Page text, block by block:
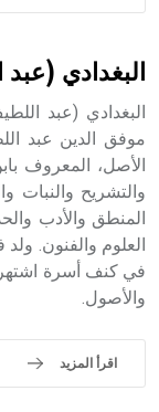
البغدادي
موفق الدين عبد
الأصل، المعروف
والتشريح والنبات
المنطق والأدب
العلوم والفنون.
في كنف أسرة اشتهر
والأصول.
اقرأ المزيد